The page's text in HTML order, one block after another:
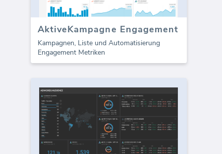
AktiveKampagne Engagement
Kampagnen, Liste und Automatisierung
Engagement Metriken